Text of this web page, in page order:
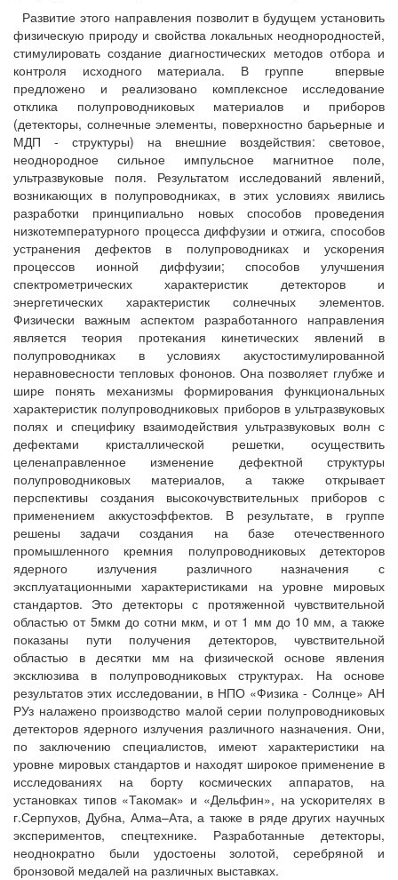
Развитие этого направления позволит в будущем установить
физическую природу и свойства локальных неоднородностей,
стимулировать создание диагностических методов отбора и
контроля исходного материала. В группе впервые
предложено и реализовано комплексное исследование
отклика полупроводниковых материалов и приборов
(детекторы, солнечные элементы, поверхностно барьерные и
МДП - структуры) на внешние воздействия: световое,
неоднородное сильное импульсное магнитное поле,
ультразвуковые поля. Результатом исследований явлений,
возникающих в полупроводниках, в этих условиях явились
разработки принципиально новых способов проведения
низкотемпературного процесса диффузии и отжига, способов
устранения дефектов в полупроводниках и ускорения
процессов ионной диффузии; способов улучшения
спектрометрических характеристик детекторов и
энергетических характеристик солнечных элементов.
Физически важным аспектом разработанного направления
является теория протекания кинетических явлений в
полупроводниках в условиях акустостимулированной
неравновесности тепловых фононов. Она позволяет глубже и
шире понять механизмы формирования функциональных
характеристик полупроводниковых приборов в ультразвуковых
полях и специфику взаимодействия ультразвуковых волн с
дефектами кристаллической решетки, осуществить
целенаправленное изменение дефектной структуры
полупроводниковых материалов, а также открывает
перспективы создания высокочувствительных приборов с
применением аккустоэффектов. В результате, в группе
решены задачи создания на базе отечественного
промышленного кремния полупроводниковых детекторов
ядерного излучения различного назначения с
эксплуатационными характеристиками на уровне мировых
стандартов. Это детекторы с протяженной чувствительной
областью от 5мкм до сотни мкм, и от 1 мм до 10 мм, а также
показаны пути получения детекторов, чувствительной
областью в десятки мм на физической основе явления
эксклюзива в полупроводниковых структурах. На основе
результатов этих исследовании, в НПО «Физика - Солнце» АН
РУз налажено производство малой серии полупроводниковых
детекторов ядерного излучения различного назначения. Они,
по заключению специалистов, имеют характеристики на
уровне мировых стандартов и находят широкое применение в
исследованиях на борту космических аппаратов, на
установках типов «Такомак» и «Дельфин», на ускорителях в
г.Серпухов, Дубна, Алма–Ата, а также в ряде других научных
экспериментов, спецтехнике. Разработанные детекторы,
неоднократно были удостоены золотой, серебряной и
бронзовой медалей на различных выставках.